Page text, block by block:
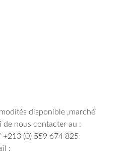
disponible ,marché
de nous contacter au :
(0) 559 674 825
: